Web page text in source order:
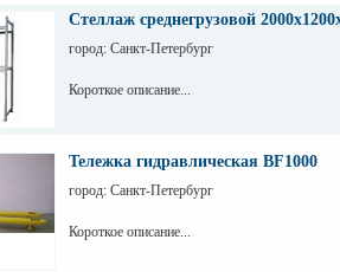
Стеллаж среднегрузовой
город: Санкт-Петербург
Короткое описание...
Тележка гидравлическая BF1000
город: Санкт-Петербург
Короткое описание...